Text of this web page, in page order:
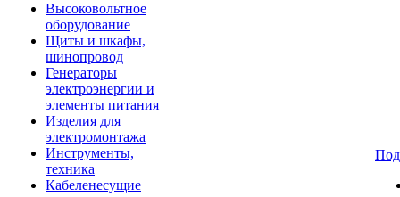
Высоковольтное
оборудование
Щиты и шкафы,
шинопровод
Генераторы
электроэнергии и
элементы питания
Изделия для
электромонтажа
Инструменты,
техника
Кабеленесущие